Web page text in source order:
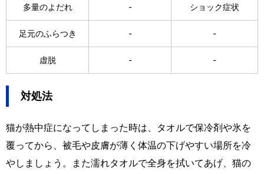
多量のよだれ - ショック症状
足元のふらつき - -
虚脱 - -
対処法
猫が熱中症になってしまった時は、タオルで保冷剤や氷を
覆ってから、被毛や皮膚が薄く体温の下げやすい場所を冷
やしましょう。また濡れタオルで全身を拭いてあげ、猫の